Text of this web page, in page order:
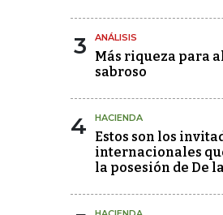
3 ANÁLISIS
Más riqueza para
sabroso
4 HACIENDA
Estos son los
internacionales
la posesión de De